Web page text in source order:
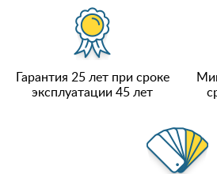
Гарантия 25 лет при сроке
эксплуатации 45 лет